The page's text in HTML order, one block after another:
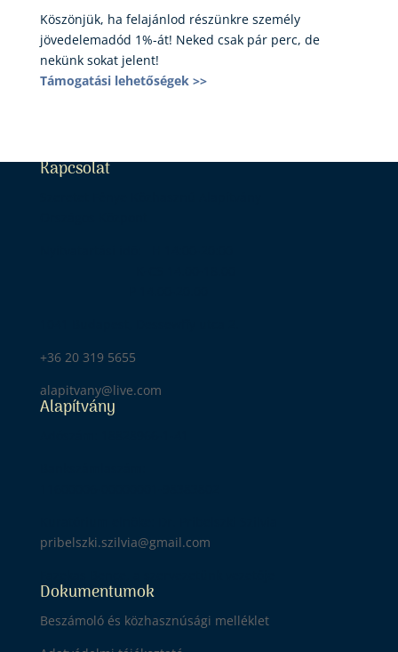
Köszönjük, ha felajánlod részünkre személy
jövedelemadód 1%-át! Neked csak pár perc, de
nekünk sokat jelent!
Támogatási lehetőségek >>
Kapcsolat
+36 20 319 5655
alapitvany@live.com
Alapítvány
pribelszki.szilvia@gmail.com
Dokumentumok
Beszámoló és közhasznúsági melléklet